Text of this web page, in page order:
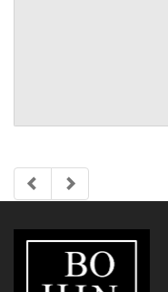
LIBRERÍA
BOHINDRA